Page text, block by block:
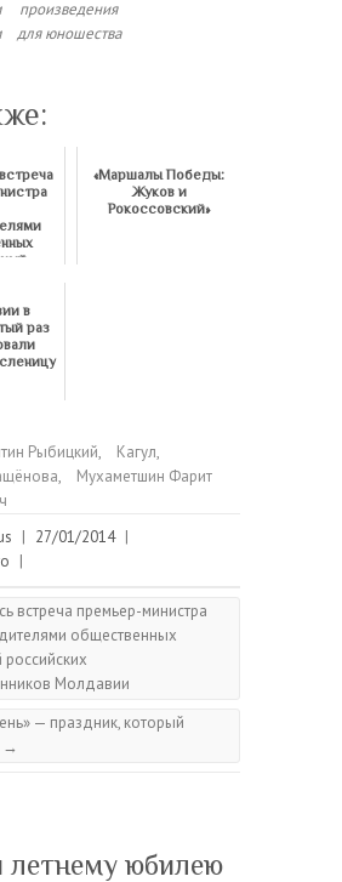
произведения
для юношества
«Маршалы Победы:
Жуков и
Рокоссовский»
в
раз
Рыбицкий, Кагул,
,
Мухаметшин Фарит
| 27/01/2014 |
|
встреча премьер-министра
общественных
российских
Молдавии
— праздник, который
→
юбилею